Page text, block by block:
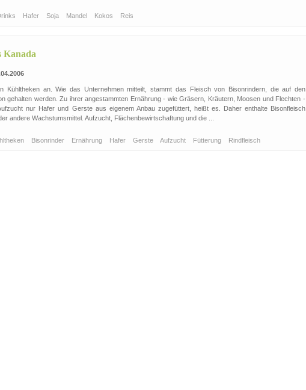
Hafer Soja Mandel Kokos Reis
Kanada
Kühltheken an. Wie das Unternehmen mitteilt, stammt das Fleisch von Bisonrindern, die auf den
gehalten werden. Zu ihrer angestammten Ernährung - wie Gräsern, Kräutern, Moosen und Flechten -
nur Hafer und Gerste aus eigenem Anbau zugefüttert, heißt es. Daher enthalte Bisonfleisch
andere Wachstumsmittel. Aufzucht, Flächenbewirtschaftung und die ...
Bisonrinder Ernährung Hafer Gerste Aufzucht Fütterung Rindfleisch